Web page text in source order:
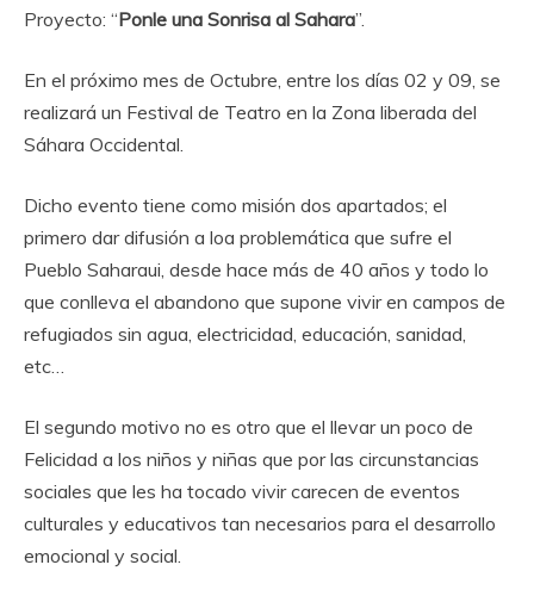
Proyecto: “Ponle una Sonrisa al Sahara”.
En el próximo mes de Octubre, entre los días 02 y 09, se
realizará un Festival de Teatro en la Zona liberada del
Sáhara Occidental.
Dicho evento tiene como misión dos apartados; el
primero dar difusión a loa problemática que sufre el
Pueblo Saharaui, desde hace más de 40 años y todo lo
que conlleva el abandono que supone vivir en campos de
refugiados sin agua, electricidad, educación, sanidad,
etc…
El segundo motivo no es otro que el llevar un poco de
Felicidad a los niños y niñas que por las circunstancias
sociales que les ha tocado vivir carecen de eventos
culturales y educativos tan necesarios para el desarrollo
emocional y social.